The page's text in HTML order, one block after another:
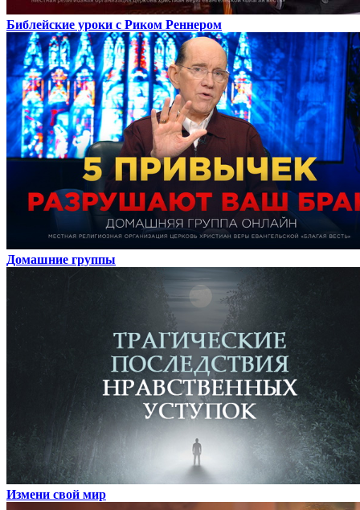
Библейские уроки с Риком Реннером
Домашние группы
Измени свой мир